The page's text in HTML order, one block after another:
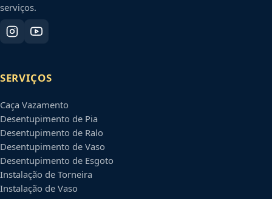
serviços.
SERVIÇOS
Caça Vazamento
Desentupimento de Pia
Desentupimento de Ralo
Desentupimento de Vaso
Desentupimento de Esgoto
Instalação de Torneira
Instalação de Vaso